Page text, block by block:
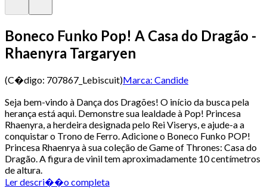
Boneco Funko Pop! A Casa do Dragão -
Rhaenyra Targaryen
(C�digo: 707867_Lebiscuit)Marca: Candide
Seja bem-vindo à Dança dos Dragões! O início da busca pela
herança está aqui. Demonstre sua lealdade à Pop! Princesa
Rhaenyra, a herdeira designada pelo Rei Viserys, e ajude-a a
conquistar o Trono de Ferro. Adicione o Boneco Funko POP!
Princesa Rhaenrya à sua coleção de Game of Thrones: Casa do
Dragão. A figura de vinil tem aproximadamente 10 centímetros
de altura.
Ler descri��o completa